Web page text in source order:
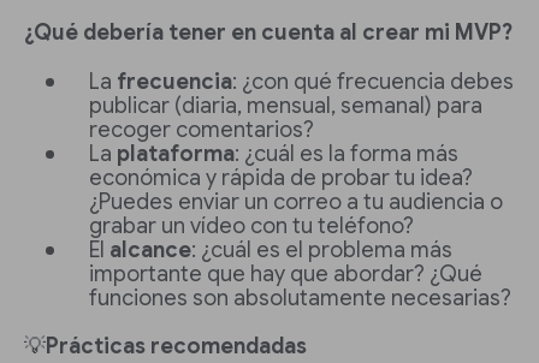
¿Qué debería tener en cuenta al crear mi MVP?
La frecuencia: ¿con qué frecuencia debes
publicar (diaria, mensual, semanal) para
recoger comentarios?
La plataforma: ¿cuál es la forma más
económica y rápida de probar tu idea?
¿Puedes enviar un correo a tu audiencia o
grabar un vídeo con tu teléfono?
El alcance: ¿cuál es el problema más
importante que hay que abordar? ¿Qué
funciones son absolutamente necesarias?
💡Prácticas recomendadas